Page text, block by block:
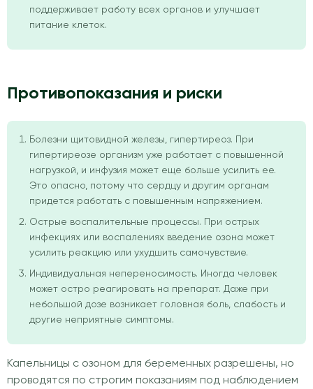
поддерживает работу всех органов и улучшает
питание клеток.
Противопоказания и риски
Болезни щитовидной железы, гипертиреоз. При
гипертиреозе организм уже работает с повышенной
нагрузкой, и инфузия может еще больше усилить ее.
Это опасно, потому что сердцу и другим органам
придется работать с повышенным напряжением.
Острые воспалительные процессы. При острых
инфекциях или воспалениях введение озона может
усилить реакцию или ухудшить самочувствие.
Индивидуальная непереносимость. Иногда человек
может остро реагировать на препарат. Даже при
небольшой дозе возникает головная боль, слабость и
другие неприятные симптомы.
Капельницы с озоном для беременных разрешены, но
проводятся по строгим показаниям под наблюдением